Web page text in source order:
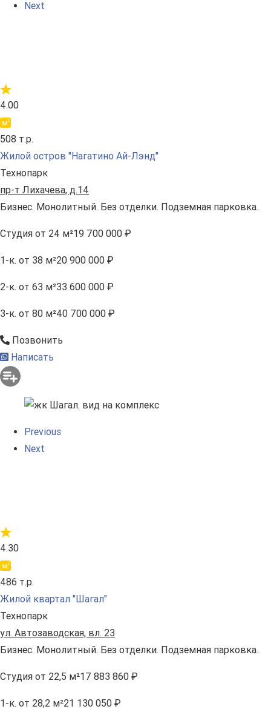
Next
4.00
508 т.р.
Жилой остров "Нагатино Ай-Лэнд"
Технопарк
пр-т Лихачева, д.14
Бизнес. Монолитный. Без отделки. Подземная парковка.
Студия от 24 м²19 700 000 ₽
1-к. от 38 м²20 900 000 ₽
2-к. от 63 м²33 600 000 ₽
3-к. от 80 м²40 700 000 ₽
Позвонить
Написать
Previous
Next
4.30
486 т.р.
Жилой квартал "Шагал"
Технопарк
ул. Автозаводская, вл. 23
Бизнес. Монолитный. Без отделки. Подземная парковка.
Студия от 22,5 м²17 883 860 ₽
1-к. от 28,2 м²21 130 050 ₽